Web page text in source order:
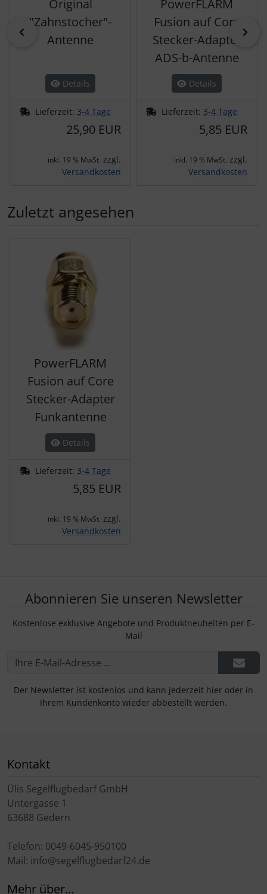
Original
"Zahnstocher"-
Antenne
Details
Lieferzeit: 3-4 Tage
25,90 EUR
inkl. 19 % MwSt. zzgl.
Versandkosten
PowerFLARM
Fusion auf Core
Stecker-Adapter
ADS-b-Antenne
Details
Lieferzeit: 3-4 Tage
5,85 EUR
inkl. 19 % MwSt. zzgl.
Versandkosten
Zuletzt angesehen
PowerFLARM
Fusion auf Core
Stecker-Adapter
Funkantenne
Details
Lieferzeit: 3-4 Tage
5,85 EUR
inkl. 19 % MwSt. zzgl.
Versandkosten
Abonnieren Sie unseren Newsletter
Kostenlose exklusive Angebote und Produktneuheiten per E-
Mail
Der Newsletter ist kostenlos und kann jederzeit hier oder in
Ihrem Kundenkonto wieder abbestellt werden.
Kontakt
Ülis Segelflugbedarf GmbH
Untergasse 1
63688 Gedern
Telefon: 0049-6045-950100
Mail: info@segelflugbedarf24.de
Mehr über...